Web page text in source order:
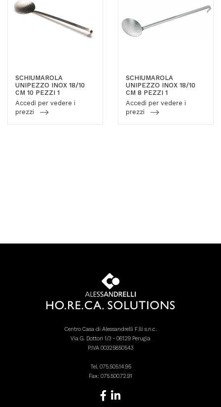
SCHIUMAROLA
UNIPEZZO INOX 18/10
CM 10 PEZZI 1
Accedi per vedere i
prezzi
SCHIUMAROLA
UNIPEZZO INOX 18/10
CM 8 PEZZI 1
Accedi per vedere i
prezzi
Centro Casa di Alessandrelli F.lli s.n.c.
Via G. Dottori 1/3 - 06129 Perugia
P.IVA 00325850543
Tel. 075.505.14.95
Fax: 075.500.72.91